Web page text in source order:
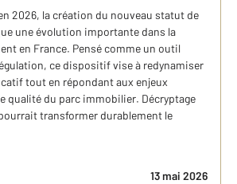
2026, la création du nouveau statut de
une évolution importante dans la
en France. Pensé comme un outil
ce dispositif vise à redynamiser
tout en répondant aux enjeux
qualité du parc immobilier. Décryptage
transformer durablement le
13 mai 2026